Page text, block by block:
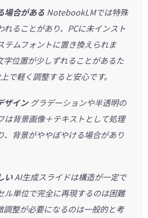
場合がある NotebookLMでは特殊
れることがあり、PCに未インスト
テムフォントに置き換えられま
字位置が少しずれることがあるた
で軽く調整すると安心です。
ザイングラデーションや半透明の
は背景画像＋テキストとして処理
、背景がややぼやける場合があり
いAI生成スライドは構造が一定で
ル単位で完全に再現するのは困難
調整が必要になるのは一般的と考